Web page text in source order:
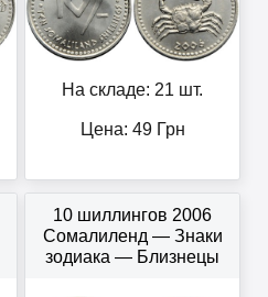
На складе: 21 шт.
Цена: 49Грн
10 шиллингов 2006
Сомалиленд — Знаки
зодиака — Близнецы